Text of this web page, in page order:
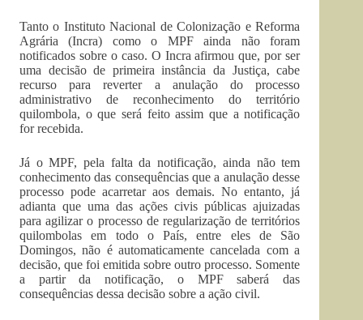
Tanto o Instituto Nacional de Colonização e Reforma
Agrária (Incra) como o MPF ainda não foram
notificados sobre o caso. O Incra afirmou que, por ser
uma decisão de primeira instância da Justiça, cabe
recurso para reverter a anulação do processo
administrativo de reconhecimento do território
quilombola, o que será feito assim que a notificação
for recebida.
Já o MPF, pela falta da notificação, ainda não tem
conhecimento das consequências que a anulação desse
processo pode acarretar aos demais. No entanto, já
adianta que uma das ações civis públicas ajuizadas
para agilizar o processo de regularização de territórios
quilombolas em todo o País, entre eles de São
Domingos, não é automaticamente cancelada com a
decisão, que foi emitida sobre outro processo. Somente
a partir da notificação, o MPF saberá das
consequências dessa decisão sobre a ação civil.